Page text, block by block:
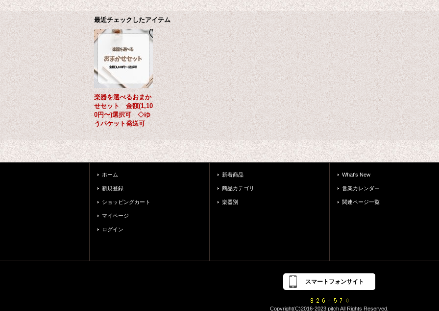
最近チェックしたアイテム
楽器を選べるおまか
せセット 金額(1,10
0円〜)選択可 ◇ゆ
うパケット発送可
ホーム
新規登録
ショッピングカート
マイページ
ログイン
新着商品
商品カテゴリ
楽器別
What's New
営業カレンダー
関連ページ一覧
スマートフォンサイト
Copyright(C)2016-2023 pitch All Rights Reserved.